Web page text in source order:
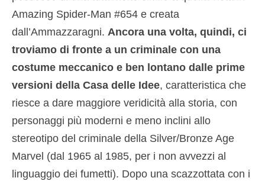
Amazing Spider-Man #654 e creata
dall’Ammazzaragni. Ancora una volta, quindi, ci
troviamo di fronte a un criminale con una
costume meccanico e ben lontano dalle prime
versioni della Casa delle Idee, caratteristica che
riesce a dare maggiore veridicità alla storia, con
personaggi più moderni e meno inclini allo
stereotipo del criminale della Silver/Bronze Age
Marvel (dal 1965 al 1985, per i non avvezzi al
linguaggio dei fumetti). Dopo una scazzottata con i